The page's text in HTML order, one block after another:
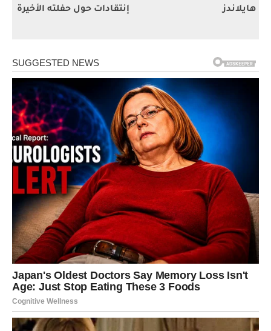
هايلاندز
إنتقادات حول حفلته الأخيرة